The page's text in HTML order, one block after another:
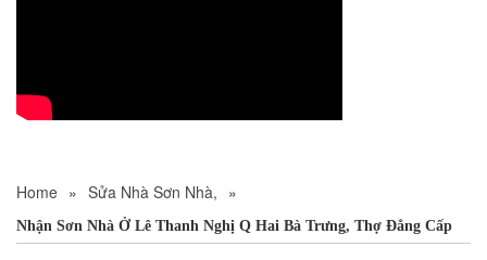
Home » Sửa Nhà Sơn Nhà, »
Nhận Sơn Nhà Ở Lê Thanh Nghị Q Hai Bà Trưng, Thợ Đẳng Cấp